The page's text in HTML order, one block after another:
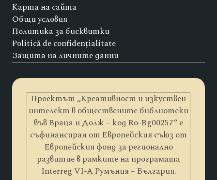
Карта на сайта
Общи условия
Политика за бисквитки
Politică de confidențialitate
Защита на личните данни
Проектът „Креативност и изкуствен
интелект в обществените библиотеки
във Враца и Долж – код Ro-Bg00257“ е
съфинансиран от Европейския съюз от
Европейския фонд за регионално
развитие в рамките на програмата
Interreg VI-A Румъния – България.